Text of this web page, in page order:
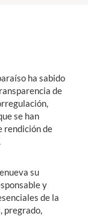
ha sabido
de
se han
rendición de
su
y
de la
pregrado,